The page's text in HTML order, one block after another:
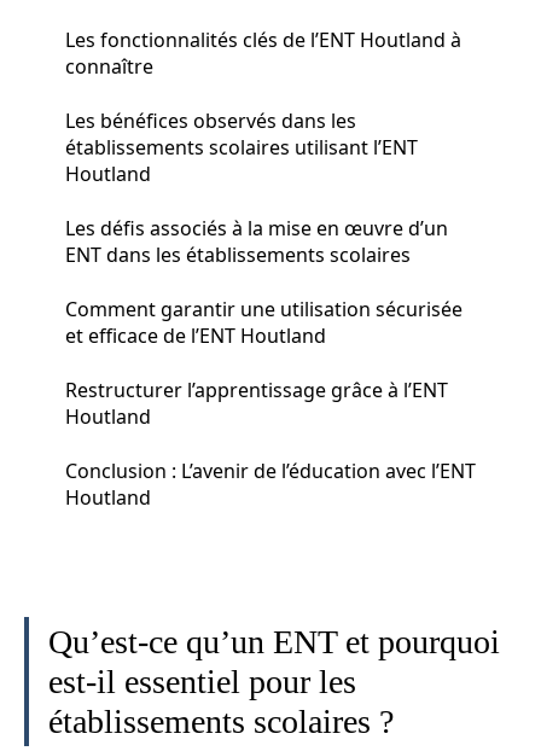
Les fonctionnalités clés de l’ENT Houtland à
connaître
Les bénéfices observés dans les
établissements scolaires utilisant l’ENT
Houtland
Les défis associés à la mise en œuvre d’un
ENT dans les établissements scolaires
Comment garantir une utilisation sécurisée
et efficace de l’ENT Houtland
Restructurer l’apprentissage grâce à l’ENT
Houtland
Conclusion : L’avenir de l’éducation avec l’ENT
Houtland
Qu’est-ce qu’un ENT et pourquoi
est-il essentiel pour les
établissements scolaires ?